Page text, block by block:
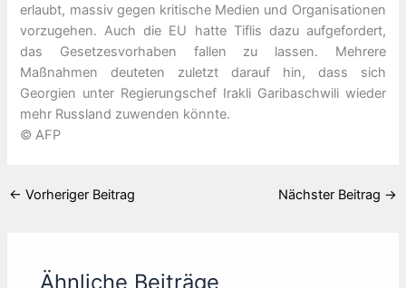
erlaubt, massiv gegen kritische Medien und Organisationen
vorzugehen. Auch die EU hatte Tiflis dazu aufgefordert,
das Gesetzesvorhaben fallen zu lassen. Mehrere
Maßnahmen deuteten zuletzt darauf hin, dass sich
Georgien unter Regierungschef Irakli Garibaschwili wieder
mehr Russland zuwenden könnte.
© AFP
← Vorheriger Beitrag Nächster Beitrag →
Ähnliche Beiträge